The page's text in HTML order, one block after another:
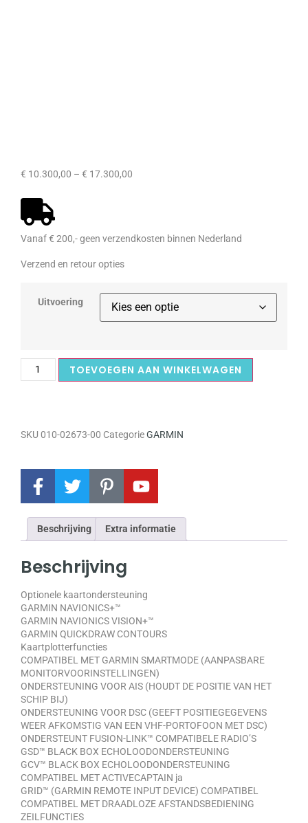
€ 10.300,00 – € 17.300,00
Vanaf € 200,- geen verzendkosten binnen Nederland
Verzend en retour opties
Uitvoering
TOEVOEGEN AAN WINKELWAGEN
SKU 010-02673-00 CategorieGARMIN
Beschrijving Extra informatie
Beschrijving
Optionele kaartondersteuning
GARMIN NAVIONICS+™
GARMIN NAVIONICS VISION+™
GARMIN QUICKDRAW CONTOURS
Kaartplotterfuncties
COMPATIBEL MET GARMIN SMARTMODE (AANPASBARE
MONITORVOORINSTELLINGEN)
ONDERSTEUNING VOOR AIS (HOUDT DE POSITIE VAN HET
SCHIP BIJ)
ONDERSTEUNING VOOR DSC (GEEFT POSITIEGEGEVENS
WEER AFKOMSTIG VAN EEN VHF-PORTOFOON MET DSC)
ONDERSTEUNT FUSION-LINK™ COMPATIBELE RADIO’S
GSD™ BLACK BOX ECHOLOODONDERSTEUNING
GCV™ BLACK BOX ECHOLOODONDERSTEUNING
COMPATIBEL MET ACTIVECAPTAIN ja
GRID™ (GARMIN REMOTE INPUT DEVICE) COMPATIBEL
COMPATIBEL MET DRAADLOZE AFSTANDSBEDIENING
ZEILFUNCTIES